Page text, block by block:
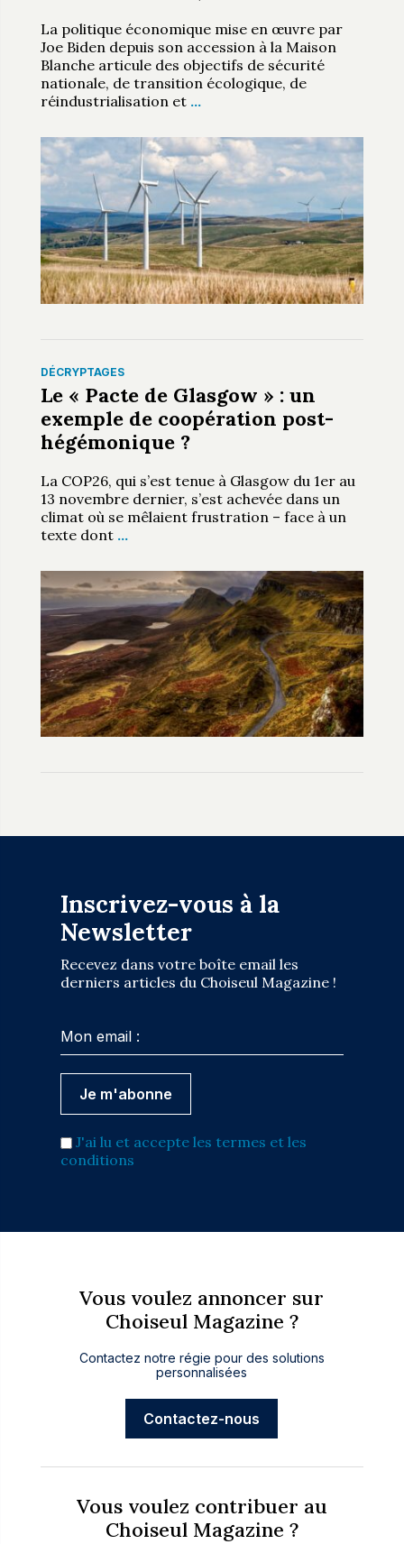
La politique économique mise en œuvre par
Joe Biden depuis son accession à la Maison
Blanche articule des objectifs de sécurité
nationale, de transition écologique, de
réindustrialisation et …
DÉCRYPTAGES
Le « Pacte de Glasgow » : un
exemple de coopération post-
hégémonique ?
La COP26, qui s’est tenue à Glasgow du 1er au
13 novembre dernier, s’est achevée dans un
climat où se mêlaient frustration – face à un
texte dont …
Inscrivez-vous à la
Newsletter
Recevez dans votre boîte email les
derniers articles du Choiseul Magazine !
J'ai lu et accepte les termes et les
conditions
Vous voulez annoncer sur
Choiseul Magazine ?
Contactez notre régie pour des solutions
personnalisées
Contactez-nous
Vous voulez contribuer au
Choiseul Magazine ?